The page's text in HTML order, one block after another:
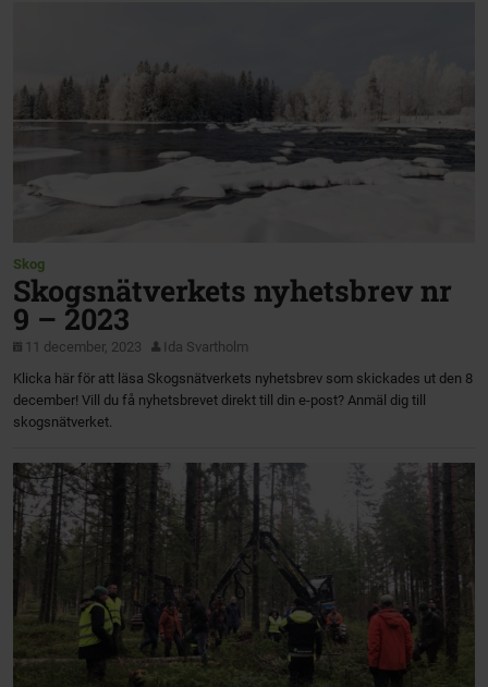
Skog
Skogsnätverkets nyhetsbrev nr
9 – 2023
11 december, 2023
Ida Svartholm
Klicka här för att läsa Skogsnätverkets nyhetsbrev som skickades ut den 8
december! Vill du få nyhetsbrevet direkt till din e-post? Anmäl dig till
skogsnätverket.